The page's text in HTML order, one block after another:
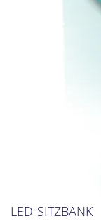
LED-SITZBANK